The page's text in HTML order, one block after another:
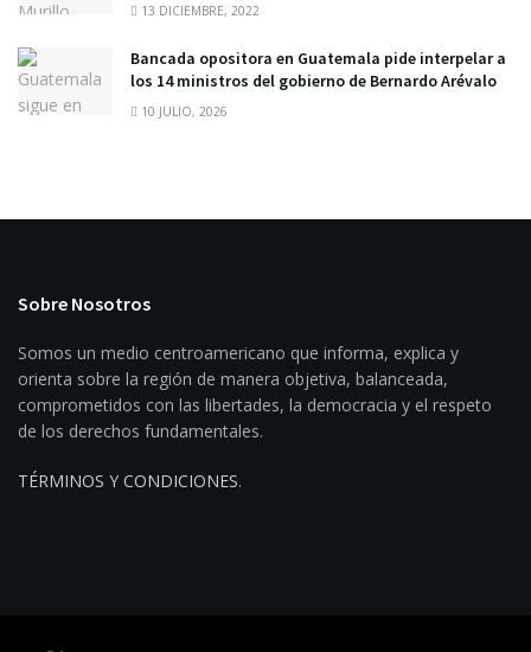
13 DICIEMBRE, 2022
Bancada opositora en Guatemala pide interpelar a
los 14 ministros del gobierno de Bernardo Arévalo
10 JULIO, 2026
Sobre Nosotros
Somos un medio centroamericano que informa, explica y
orienta sobre la región de manera objetiva, balanceada,
comprometidos con las libertades, la democracia y el respeto
de los derechos fundamentales.
TÉRMINOS Y CONDICIONES.